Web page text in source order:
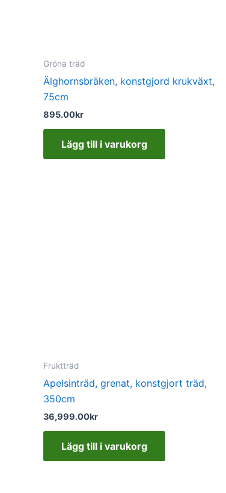
Gröna träd
Älghornsbräken, konstgjord krukväxt,
75cm
895.00kr
Lägg till i varukorg
Fruktträd
Apelsinträd, grenat, konstgjort träd,
350cm
36,999.00kr
Lägg till i varukorg